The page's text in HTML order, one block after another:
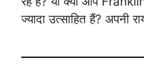
ज्यादा उत्साहित हैं? अपनी